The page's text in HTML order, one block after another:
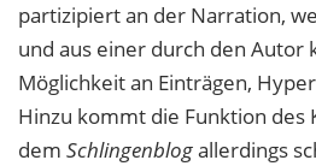
partizipiert an der Narration,
und aus einer durch den Autor
Möglichkeit an Einträgen,
Hinzu kommt die Funktion des
dem Schlingenblogallerdings